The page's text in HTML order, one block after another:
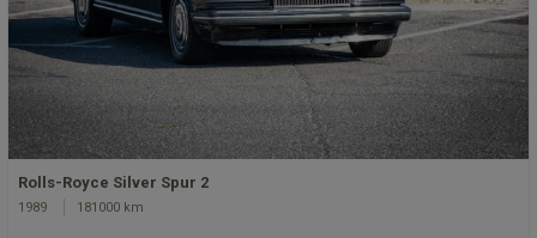
Rolls-Royce Silver Spur 2
1989 181000 km